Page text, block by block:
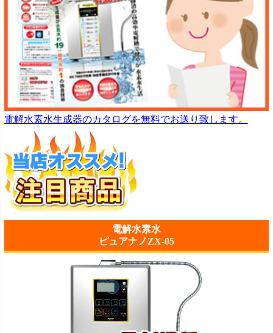
電解水素水生成器のカタログを無料でお送り致します。
電解水素水
ピュアナノZX-05